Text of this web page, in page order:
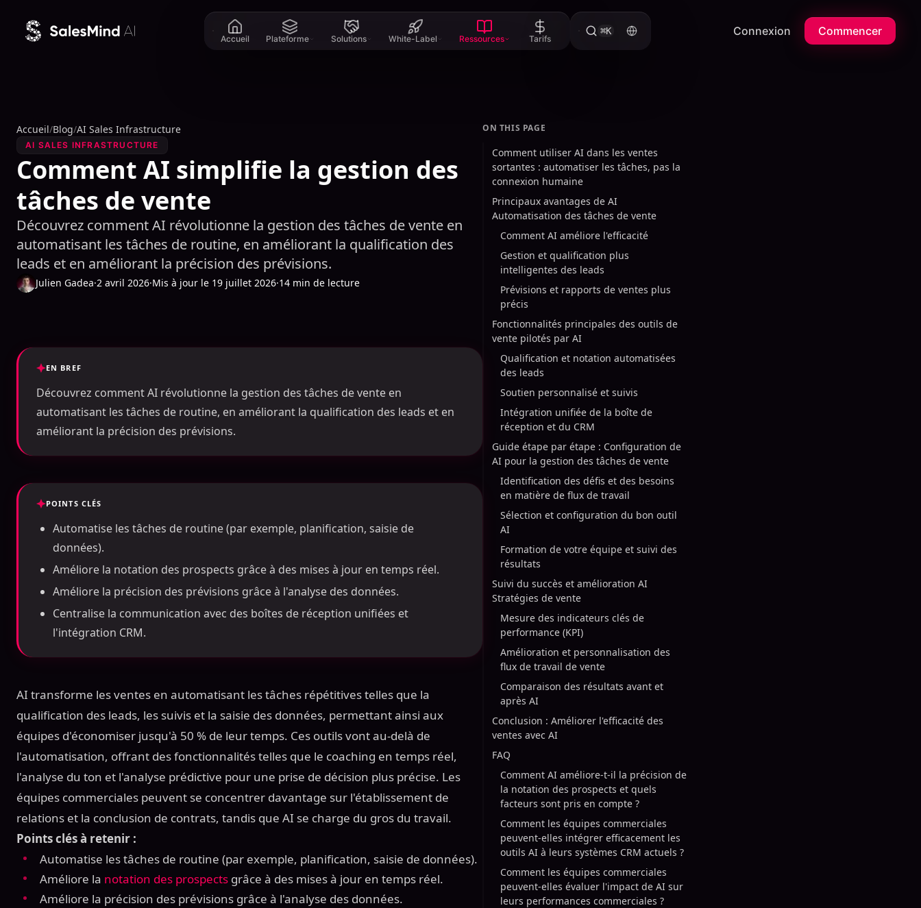
Accueil Plateforme Solutions White-Label Ressources Tarifs
⌘K Connexion Commencer
Accueil/Blog/AI Sales Infrastructure
AI SALES INFRASTRUCTURE
Comment AI simplifie la gestion des
tâches de vente
Découvrez comment AI révolutionne la gestion des tâches de vente en
automatisant les tâches de routine, en améliorant la qualification des
leads et en améliorant la précision des prévisions.
Julien Gadea·2 avril 2026·Mis à jour le 19 juillet 2026·14 min de lecture
EN BREF
Découvrez comment AI révolutionne la gestion des tâches de vente en
automatisant les tâches de routine, en améliorant la qualification des leads et en
améliorant la précision des prévisions.
POINTS CLÉS
Automatise les tâches de routine (par exemple, planification, saisie de
données).
Améliore la notation des prospects grâce à des mises à jour en temps réel.
Améliore la précision des prévisions grâce à l'analyse des données.
Centralise la communication avec des boîtes de réception unifiées et
l'intégration CRM.
AI transforme les ventes en automatisant les tâches répétitives telles que la
qualification des leads, les suivis et la saisie des données, permettant ainsi aux
équipes d'économiser jusqu'à 50 % de leur temps. Ces outils vont au-delà de
l'automatisation, offrant des fonctionnalités telles que le coaching en temps réel,
l'analyse du ton et l'analyse prédictive pour une prise de décision plus précise. Les
équipes commerciales peuvent se concentrer davantage sur l'établissement de
relations et la conclusion de contrats, tandis que AI se charge du gros du travail.
Points clés à retenir :
Automatise les tâches de routine (par exemple, planification, saisie de données).
Améliore la notation des prospects grâce à des mises à jour en temps réel.
Améliore la précision des prévisions grâce à l'analyse des données.
ON THIS PAGE
Comment utiliser AI dans les ventes
sortantes : automatiser les tâches, pas la
connexion humaine
Principaux avantages de AI
Automatisation des tâches de vente
Comment AI améliore l'efficacité
Gestion et qualification plus
intelligentes des leads
Prévisions et rapports de ventes plus
précis
Fonctionnalités principales des outils de
vente pilotés par AI
Qualification et notation automatisées
des leads
Soutien personnalisé et suivis
Intégration unifiée de la boîte de
réception et du CRM
Guide étape par étape : Configuration de
AI pour la gestion des tâches de vente
Identification des défis et des besoins
en matière de flux de travail
Sélection et configuration du bon outil
AI
Formation de votre équipe et suivi des
résultats
Suivi du succès et amélioration AI
Stratégies de vente
Mesure des indicateurs clés de
performance (KPI)
Amélioration et personnalisation des
flux de travail de vente
Comparaison des résultats avant et
après AI
Conclusion : Améliorer l'efficacité des
ventes avec AI
FAQ
Comment AI améliore-t-il la précision de
la notation des prospects et quels
facteurs sont pris en compte ?
Comment les équipes commerciales
peuvent-elles intégrer efficacement les
outils AI à leurs systèmes CRM actuels ?
Comment les équipes commerciales
peuvent-elles évaluer l'impact de AI sur
leurs performances commerciales ?